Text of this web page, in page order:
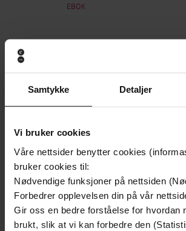
Samtykke Detaljer
Vi bruker cookies
Våre nettsider benytter cookies
bruker cookies til:
Nødvendige funksjoner på nettsiden
Forbedrer opplevelsen din på vår
Gir oss en bedre forståelse for hvordan
brukt, slik at vi kan forbedre den
EBOK
Andre har også kjøpt
Premium